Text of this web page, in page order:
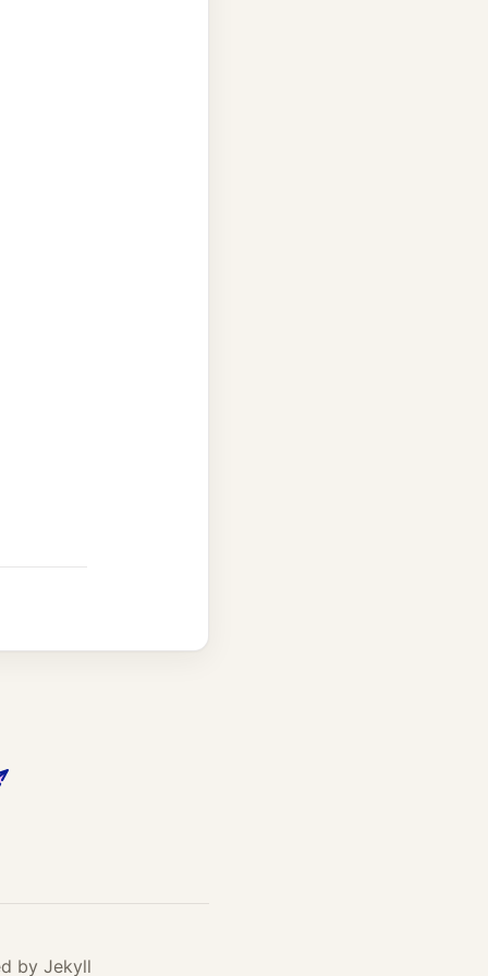
by Jekyll